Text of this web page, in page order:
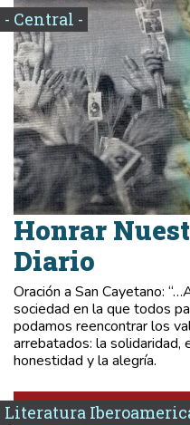
- Central -
Honrar
Diario
Oración a San Cayetano:
sociedad en la que todos
podamos reencontrar los
arrebatados: la solidaridad,
honestidad y la alegría.
Literatura